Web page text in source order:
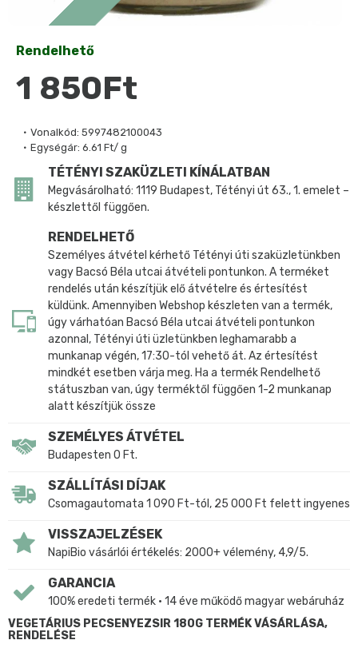
Vonalkód: 5997482100043
Egységár: 6.61 Ft/ g
Rendelhető
1 850Ft
TÉTÉNYI SZAKÜZLETI KÍNÁLATBAN
Megvásárolható: 1119 Budapest, Tétényi út 63., 1. emelet –
készlettől függően.
RENDELHETŐ
Személyes átvétel kérhető Tétényi úti szaküzletünkben
vagy Bacsó Béla utcai átvételi pontunkon. A terméket
rendelés után készítjük elő átvételre és értesítést
küldünk. Amennyiben Webshop készleten van a termék,
úgy várhatóan Bacsó Béla utcai átvételi pontunkon
azonnal, Tétényi úti üzletünkben leghamarabb a
munkanap végén, 17:30-tól vehető át. Az értesítést
mindkét esetben várja meg. Ha a termék Rendelhető
státuszban van, úgy terméktől függően 1-2 munkanap
alatt készítjük össze
SZEMÉLYES ÁTVÉTEL
Budapesten 0 Ft.
SZÁLLÍTÁSI DÍJAK
Csomagautomata 1 090 Ft-tól, 25 000 Ft felett ingyenes
VISSZAJELZÉSEK
NapiBio vásárlói értékelés: 2000+ vélemény, 4,9/5.
GARANCIA
100% eredeti termék • 14 éve működő magyar webáruház
VEGETÁRIUS PECSENYEZSIR 180G TERMÉK VÁSÁRLÁSA,
RENDELÉSE